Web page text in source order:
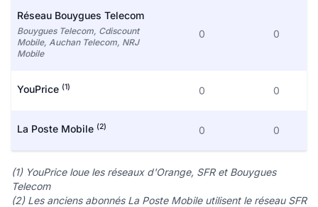
Réseau Bouygues Telecom
Bouygues Telecom, Cdiscount
Mobile, Auchan Telecom, NRJ
Mobile
0 0
YouPrice (1) 0 0
La Poste Mobile (2) 0 0
(1) YouPrice loue les réseaux d'Orange, SFR et Bouygues
Telecom
(2) Les anciens abonnés La Poste Mobile utilisent le réseau SFR